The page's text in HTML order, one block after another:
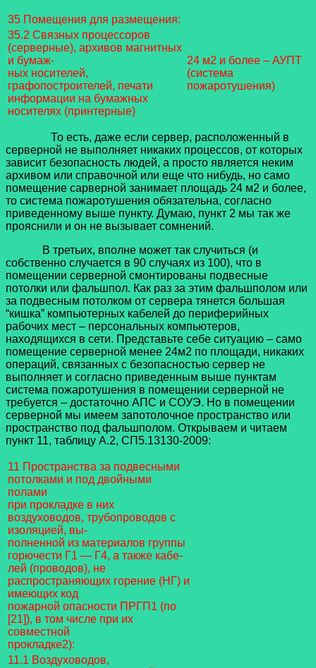
35 Помещения для размещения:
35.2 Связных процессоров
(серверные), архивов магнитных
и бумаж-
ных носителей,
графопостроителей, печати
информации на бумажных
носителях (принтерные)
24 м2 и более – АУПТ
(система
пожаротушения)
То есть, даже если сервер, расположенный в
серверной не выполняет никаких процессов, от которых
зависит безопасность людей, а просто является неким
архивом или справочной или еще что нибудь, но само
помещение сарверной занимает площадь 24 м2 и более,
то система пожаротушения обязательна, согласно
приведенному выше пункту. Думаю, пункт 2 мы так же
прояснили и он не вызывает сомнений.
В третьих, вполне может так случиться (и
собственно случается в 90 случаях из 100), что в
помещении серверной смонтированы подвесные
потолки или фальшпол. Как раз за этим фальшполом или
за подвесным потолком от сервера тянется большая
“кишка” компьютерных кабелей до периферийных
рабочих мест – персональных компьютеров,
находящихся в сети. Представьте себе ситуацию – само
помещение серверной менее 24м2 по площади, никаких
операций, связанных с безопасностью сервер не
выполняет и согласно приведенным выше пунктам
система пожаротушения в помещении серверной не
требуется – достаточно АПС и СОУЭ. Но в помещении
серверной мы имеем запотолочное пространство или
пространство под фальшполом. Открываем и читаем
пункт 11, таблицу А.2, СП5.13130-2009:
11 Пространства за подвесными
потолками и под двойными
полами
при прокладке в них
воздуховодов, трубопроводов с
изоляцией, вы-
полненной из материалов группы
горючести Г1 — Г4, а также кабе-
лей (проводов), не
распространяющих горение (НГ) и
имеющих код
пожарной опасности ПРГП1 (по
[21]), в том числе при их
совместной
прокладке2):
11.1 Воздуховодов,